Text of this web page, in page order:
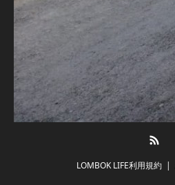
LOMBOK LIFE利用規約